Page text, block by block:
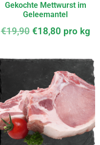
Gekochte Mettwurst im
Geleemantel
€19,90 €18,80 pro kg